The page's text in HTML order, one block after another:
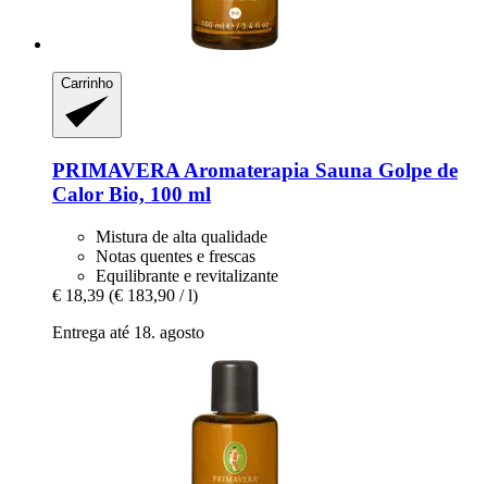
Carrinho
PRIMAVERA Aromaterapia Sauna Golpe de
Calor Bio, 100 ml
Mistura de alta qualidade
Notas quentes e frescas
Equilibrante e revitalizante
€ 18,39 (€ 183,90 / l)
Entrega até 18. agosto